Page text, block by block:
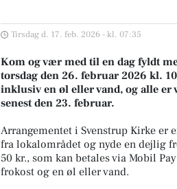
Tirsdag d. 17. feb. 2026 - kl. 07:35
Kom og vær med til en dag fyldt
torsdag den 26. februar 2026 kl.
inklusiv en øl eller vand, og alle
senest den 23. februar.
Arrangementet i Svenstrup Kirke er
fra lokalområdet og nyde en dejlig
50 kr., som kan betales via Mobil
frokost og en øl eller vand.